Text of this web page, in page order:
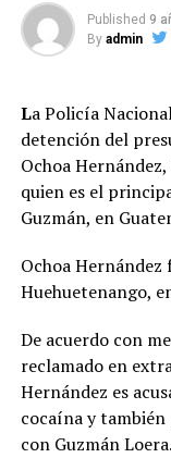
Published 9
By admin
La Policía
detención del
Ochoa
quien es el
Guzmán, en
Ochoa
Huehuetenango,
De acuerdo con
reclamado en
Hernández es
cocaína y
con Guzmán Loera.